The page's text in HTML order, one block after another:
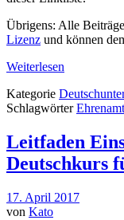
Übrigens: Alle
Lizenz und können
Weiterlesen
Kategorie
SchlagwörterEhrenamt
Leitfaden
Deutschkurs
17. April 2017
von Kato